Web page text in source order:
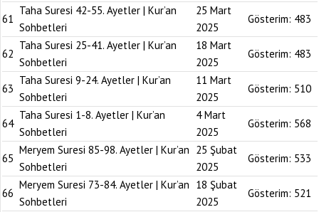
61
Taha Suresi 42-55. Ayetler | Kur’an
Sohbetleri
25 Mart
2025
Gösterim: 483
62
Taha Suresi 25-41. Ayetler | Kur’an
Sohbetleri
18 Mart
2025
Gösterim: 483
63
Taha Suresi 9-24. Ayetler | Kur’an
Sohbetleri
11 Mart
2025
Gösterim: 510
64
Taha Suresi 1-8. Ayetler | Kur’an
Sohbetleri
4 Mart
2025
Gösterim: 568
65
Meryem Suresi 85-98. Ayetler | Kur’an
Sohbetleri
25 Şubat
2025
Gösterim: 533
66
Meryem Suresi 73-84. Ayetler | Kur’an
Sohbetleri
18 Şubat
2025
Gösterim: 521